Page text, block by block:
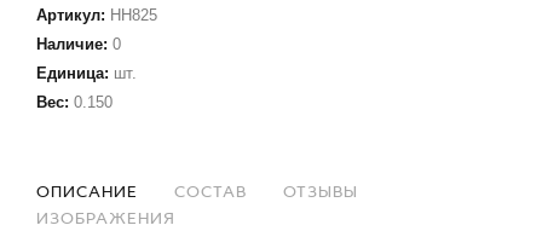
Артикул: НН825
Наличие: 0
Единица: шт.
Вес: 0.150
ОПИСАНИЕ СОСТАВ
ОТЗЫВЫ
ИЗОБРАЖЕНИЯ